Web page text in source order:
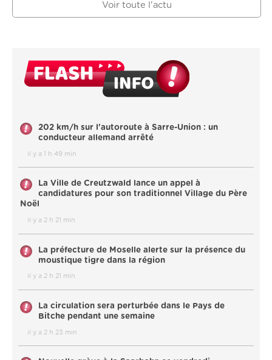
Voir toute l'actu
202 km/h sur l'autoroute à Sarre-Union : un
conducteur allemand arrêté
il y a 1 h 49 min
La Ville de Creutzwald lance un appel à
candidatures pour son traditionnel Village du Père
Noël
il y a 2 h 21 min
La préfecture de Moselle alerte sur la présence du
moustique tigre dans la région
il y a 2 h 21 min
La circulation sera perturbée dans le Pays de
Bitche pendant une semaine
il y a 2 h 23 min